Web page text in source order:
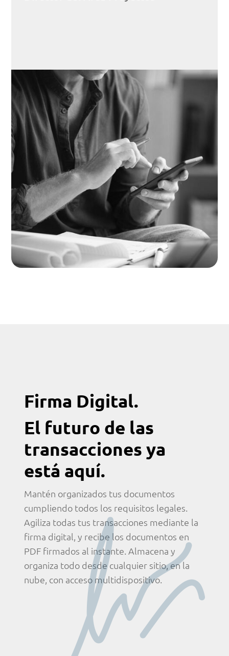
Firma Digital.
El futuro de las
transacciones ya
está aquí.
Mantén organizados tus documentos
cumpliendo todos los requisitos legales.
Agiliza todas tus transacciones mediante la
firma digital, y recibe los documentos en
PDF firmados al instante. Almacena y
organiza todo desde cualquier sitio, en la
nube, con acceso multidispositivo.